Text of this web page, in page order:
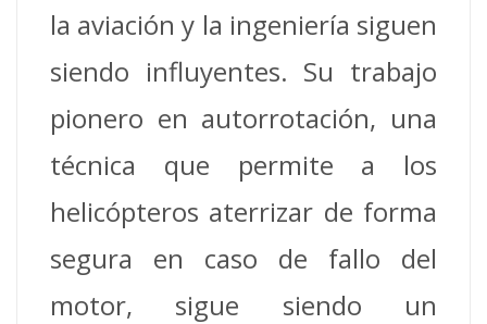
la aviación y la ingeniería siguen
siendo influyentes. Su trabajo
pionero en autorrotación, una
técnica que permite a los
helicópteros aterrizar de forma
segura en caso de fallo del
motor, sigue siendo un